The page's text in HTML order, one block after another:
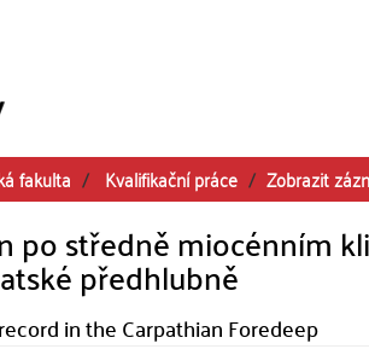
fakulta Kvalifikační práce Zobrazit
po středně miocénním
předhlubně
in the Carpathian Foredeep